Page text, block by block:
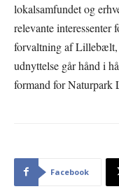
lokalsamfundet og
relevante interessenter
forvaltning af Lillebælt,
udnyttelse går hånd i
formand for
Facebook